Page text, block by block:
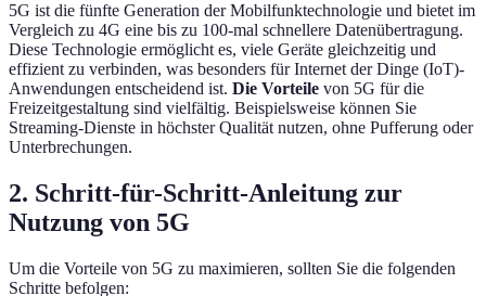
5G ist die fünfte Generation der Mobilfunktechnologie und bietet im
Vergleich zu 4G eine bis zu 100-mal schnellere Datenübertragung.
Diese Technologie ermöglicht es, viele Geräte gleichzeitig und
effizient zu verbinden, was besonders für Internet der Dinge (IoT)-
Anwendungen entscheidend ist. Die Vorteile von 5G für die
Freizeitgestaltung sind vielfältig. Beispielsweise können Sie
Streaming-Dienste in höchster Qualität nutzen, ohne Pufferung oder
Unterbrechungen.
2. Schritt-für-Schritt-Anleitung zur
Nutzung von 5G
Um die Vorteile von 5G zu maximieren, sollten Sie die folgenden
Schritte befolgen: